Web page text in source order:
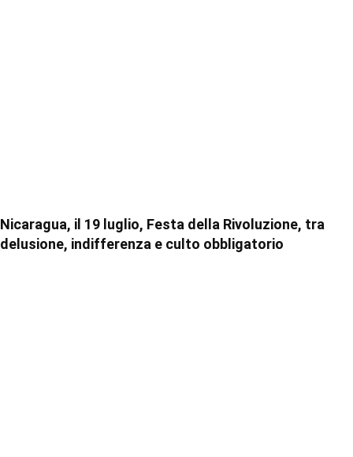
Nicaragua, il 19 luglio, Festa della Rivoluzione, tra
delusione, indifferenza e culto obbligatorio